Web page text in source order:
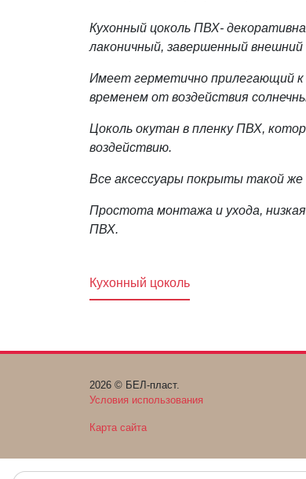
Кухонный цоколь ПВХ-
лаконичный, завершенный
Имеет герметично прилегающий
временем от воздействия
Цоколь окутан в пленку ПВХ,
воздействию.
Все аксессуары покрыты такой
Простота монтажа и ухода, низкая
ПВХ.
Кухонный цоколь
2026 © БЕЛ-пласт.
Условия использования
Карта сайта